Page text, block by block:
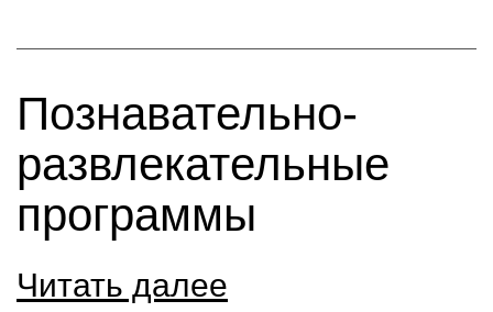
Познавательно-
развлекательные
программы
Читать далее